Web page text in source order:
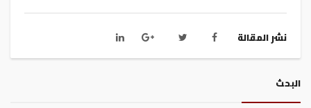
نشر المقالة
البحث